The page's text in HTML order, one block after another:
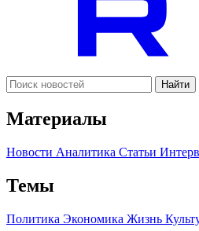
Найти
Материалы
Новости Аналитика Статьи
Темы
Политика Экономика Жизнь